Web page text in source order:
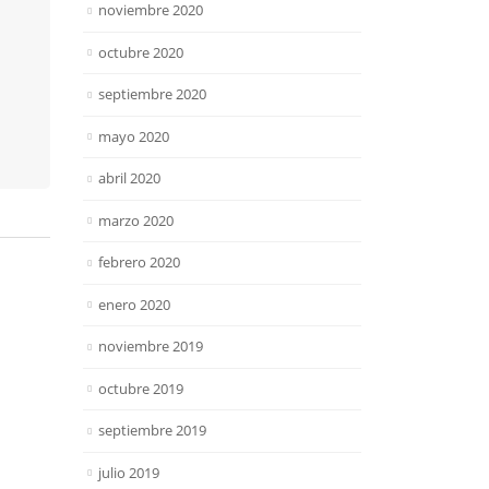
noviembre 2020
octubre 2020
septiembre 2020
mayo 2020
abril 2020
marzo 2020
febrero 2020
enero 2020
noviembre 2019
octubre 2019
septiembre 2019
julio 2019